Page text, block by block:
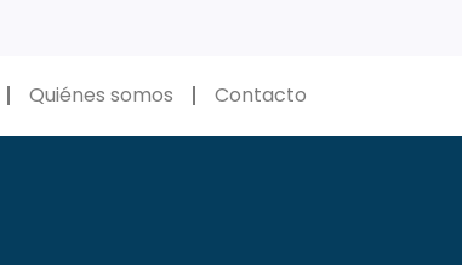
Quiénes somos Contacto